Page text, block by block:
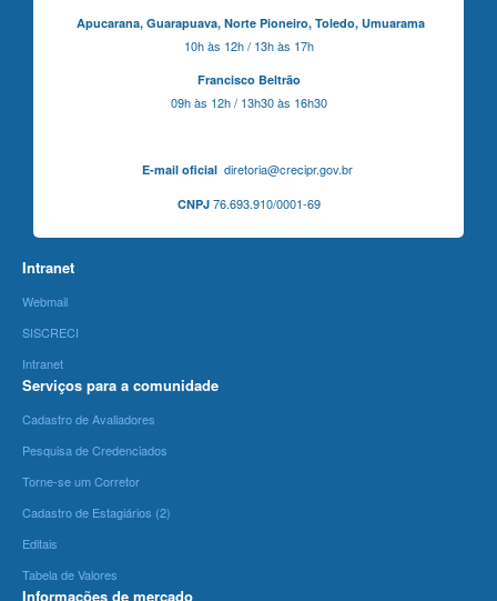
Apucarana, Guarapuava, Norte Pioneiro, Toledo, Umuarama
10h às 12h / 13h às 17h
Francisco Beltrão
09h às 12h / 13h30 às 16h30
E-mail oficialdiretoria@crecipr.gov.br
CNPJ76.693.910/0001-69
Intranet
Webmail
SISCRECI
Intranet
Serviços para a comunidade
Cadastro de Avaliadores
Pesquisa de Credenciados
Torne-se um Corretor
Cadastro de Estagiários (2)
Editais
Tabela de Valores
Informações de mercado